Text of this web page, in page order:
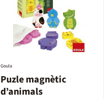
Puzle magnètic
d’animals
Goula